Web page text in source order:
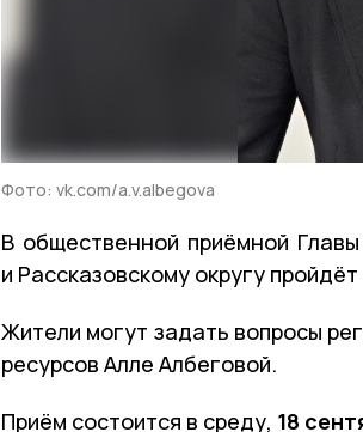
Фото: vk.com/a.v.albegova
В общественной приёмной
и Рассказовскому округу
Жители могут задать вопросы
ресурсов Алле Албеговой.
Приём состоится в среду, 18